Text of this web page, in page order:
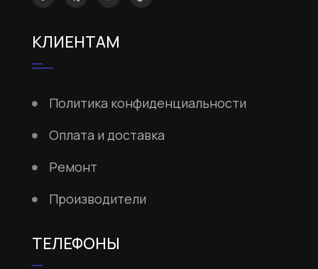
КЛИЕНТАМ
Политика конфиденциальности
Оплата и доставка
Ремонт
Производители
ТЕЛЕФОНЫ